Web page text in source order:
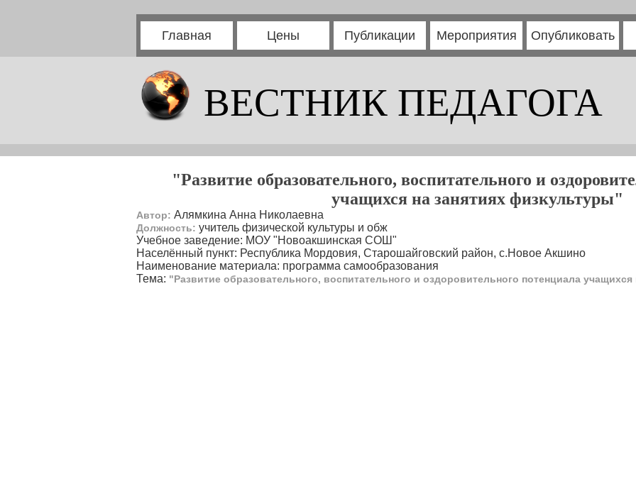
Главная Цены Публикации Мероприятия Опубликовать
ВЕСТНИК ПЕДАГОГА
"Развитие образовательного, воспитательного и
учащихся на занятиях физкультуры"
Автор: Алямкина Анна Николаевна
Должность: учитель физической культуры и обж
Учебное заведение: МОУ "Новоакшинская СОШ"
Населённый пункт: Республика Мордовия, Старошайговский район, с.Новое Акшино
Наименование материала: программа самообразования
Тема: "Развитие образовательного, воспитательного и оздоровительного потенциала